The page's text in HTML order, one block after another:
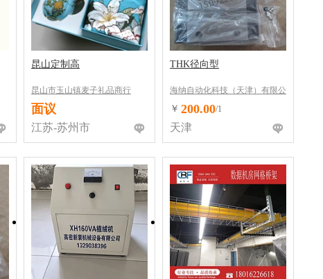
昆山定制高
昆山市玉山镇麦子礼品商行
面议
江苏-苏州市
THK径向型
海纳自动化科技（天津）有限公
司
￥ 200.00/1
天津